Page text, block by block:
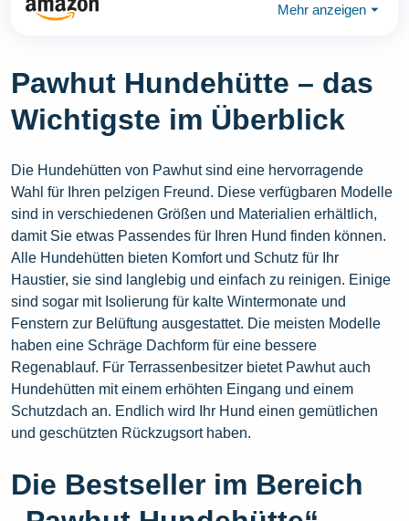
Mehr anzeigen ⏷
Pawhut Hundehütte – das
Wichtigste im Überblick
Die Hundehütten von Pawhut sind eine hervorragende
Wahl für Ihren pelzigen Freund. Diese verfügbaren Modelle
sind in verschiedenen Größen und Materialien erhältlich,
damit Sie etwas Passendes für Ihren Hund finden können.
Alle Hundehütten bieten Komfort und Schutz für Ihr
Haustier, sie sind langlebig und einfach zu reinigen. Einige
sind sogar mit Isolierung für kalte Wintermonate und
Fenstern zur Belüftung ausgestattet. Die meisten Modelle
haben eine Schräge Dachform für eine bessere
Regenablauf. Für Terrassenbesitzer bietet Pawhut auch
Hundehütten mit einem erhöhten Eingang und einem
Schutzdach an. Endlich wird Ihr Hund einen gemütlichen
und geschützten Rückzugsort haben.
Die Bestseller im Bereich